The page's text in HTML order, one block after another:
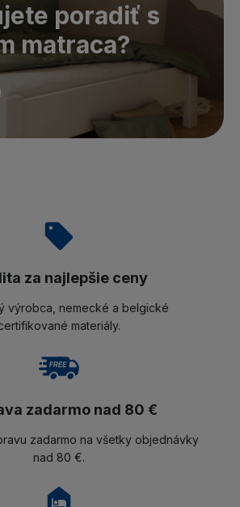
poradiť s
matraca?
za najlepšie ceny
výrobca, nemecké a belgické
materiály.
zadarmo nad 80 €
zadarmo na všetky objednávky
nad 80 €.